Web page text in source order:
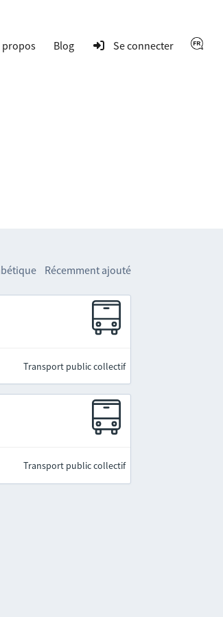
propos Blog Se connecter
Récemment ajouté
Transport public collectif
Transport public collectif